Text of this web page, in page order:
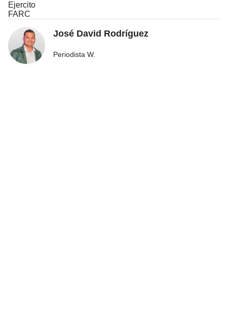
Ejercito
FARC
José David Rodríguez
Periodista W.